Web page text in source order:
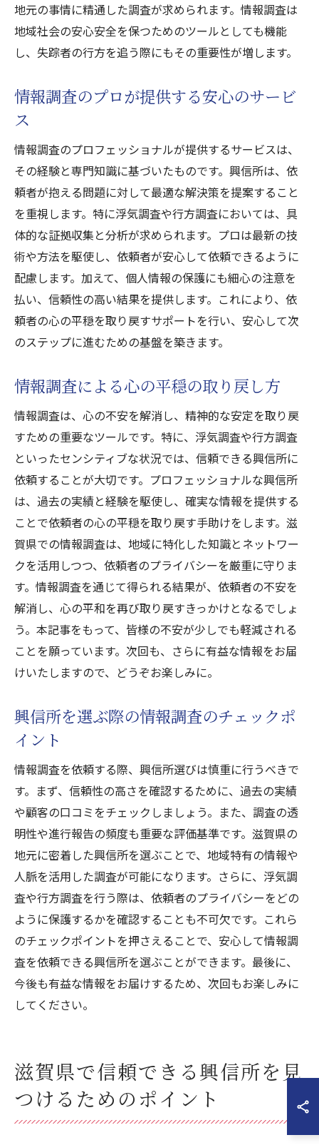
地元の事情に精通した調査が求められます。情報調査は
地域社会の安心安全を保つためのツールとしても機能
し、失踪者の行方を追う際にもその重要性が増します。
情報調査のプロが提供する安心のサービ
ス
情報調査のプロフェッショナルが提供するサービスは、
その経験と専門知識に基づいたものです。興信所は、依
頼者が抱える問題に対して最適な解決策を提案すること
を重視します。特に浮気調査や行方調査においては、具
体的な証拠収集と分析が求められます。プロは最新の技
術や方法を駆使し、依頼者が安心して依頼できるように
配慮します。加えて、個人情報の保護にも細心の注意を
払い、信頼性の高い結果を提供します。これにより、依
頼者の心の平穏を取り戻すサポートを行い、安心して次
のステップに進むための基盤を築きます。
情報調査による心の平穏の取り戻し方
情報調査は、心の不安を解消し、精神的な安定を取り戻
すための重要なツールです。特に、浮気調査や行方調査
といったセンシティブな状況では、信頼できる興信所に
依頼することが大切です。プロフェッショナルな興信所
は、過去の実績と経験を駆使し、確実な情報を提供する
ことで依頼者の心の平穏を取り戻す手助けをします。滋
賀県での情報調査は、地域に特化した知識とネットワー
クを活用しつつ、依頼者のプライバシーを厳重に守りま
す。情報調査を通じて得られる結果が、依頼者の不安を
解消し、心の平和を再び取り戻すきっかけとなるでしょ
う。本記事をもって、皆様の不安が少しでも軽減される
ことを願っています。次回も、さらに有益な情報をお届
けいたしますので、どうぞお楽しみに。
興信所を選ぶ際の情報調査のチェックポ
イント
情報調査を依頼する際、興信所選びは慎重に行うべきで
す。まず、信頼性の高さを確認するために、過去の実績
や顧客の口コミをチェックしましょう。また、調査の透
明性や進行報告の頻度も重要な評価基準です。滋賀県の
地元に密着した興信所を選ぶことで、地域特有の情報や
人脈を活用した調査が可能になります。さらに、浮気調
査や行方調査を行う際は、依頼者のプライバシーをどの
ように保護するかを確認することも不可欠です。これら
のチェックポイントを押さえることで、安心して情報調
査を依頼できる興信所を選ぶことができます。最後に、
今後も有益な情報をお届けするため、次回もお楽しみに
してください。
滋賀県で信頼できる興信所を見
つけるためのポイント